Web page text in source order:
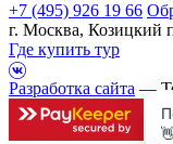
+7 (495) 926 19 66
г. Москва, Козицкий
Где купить тур
Разработка сайта —